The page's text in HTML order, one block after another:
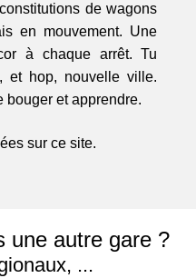
de wagons
en mouvement. Une
à chaque arrêt. Tu
et hop, nouvelle ville.
bouger et apprendre.
sur ce site.
une autre gare ?
...